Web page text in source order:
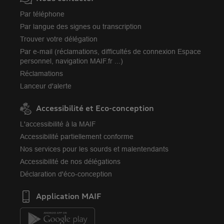
Par téléphone
Par langue des signes ou transcription
Trouver votre délégation
Par e-mail (réclamations, difficultés de connexion Espace
personnel, navigation MAIF.fr ...)
Réclamations
Lanceur d'alerte
Accessibilité et Eco-conception
L'accessibilité à la MAIF
Accessibilité partiellement conforme
Nos services pour les sourds et malentendants
Accessibilité de nos délégations
Déclaration d'éco-conception
Application MAIF